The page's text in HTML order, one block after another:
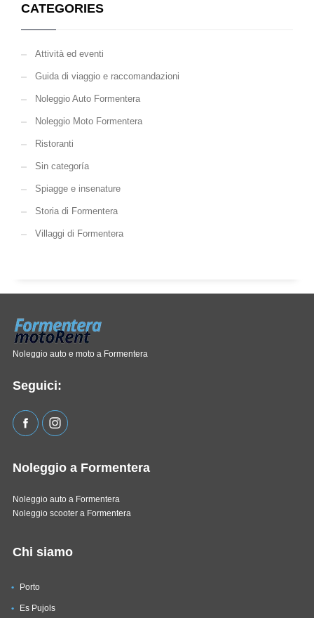
CATEGORIES
Attività ed eventi
Guida di viaggio e raccomandazioni
Noleggio Auto Formentera
Noleggio Moto Formentera
Ristoranti
Sin categoría
Spiagge e insenature
Storia di Formentera
Villaggi di Formentera
Noleggio auto e moto a Formentera
Seguici:
Noleggio a Formentera
Noleggio auto a Formentera
Noleggio scooter a Formentera
Chi siamo
Porto
Es Pujols